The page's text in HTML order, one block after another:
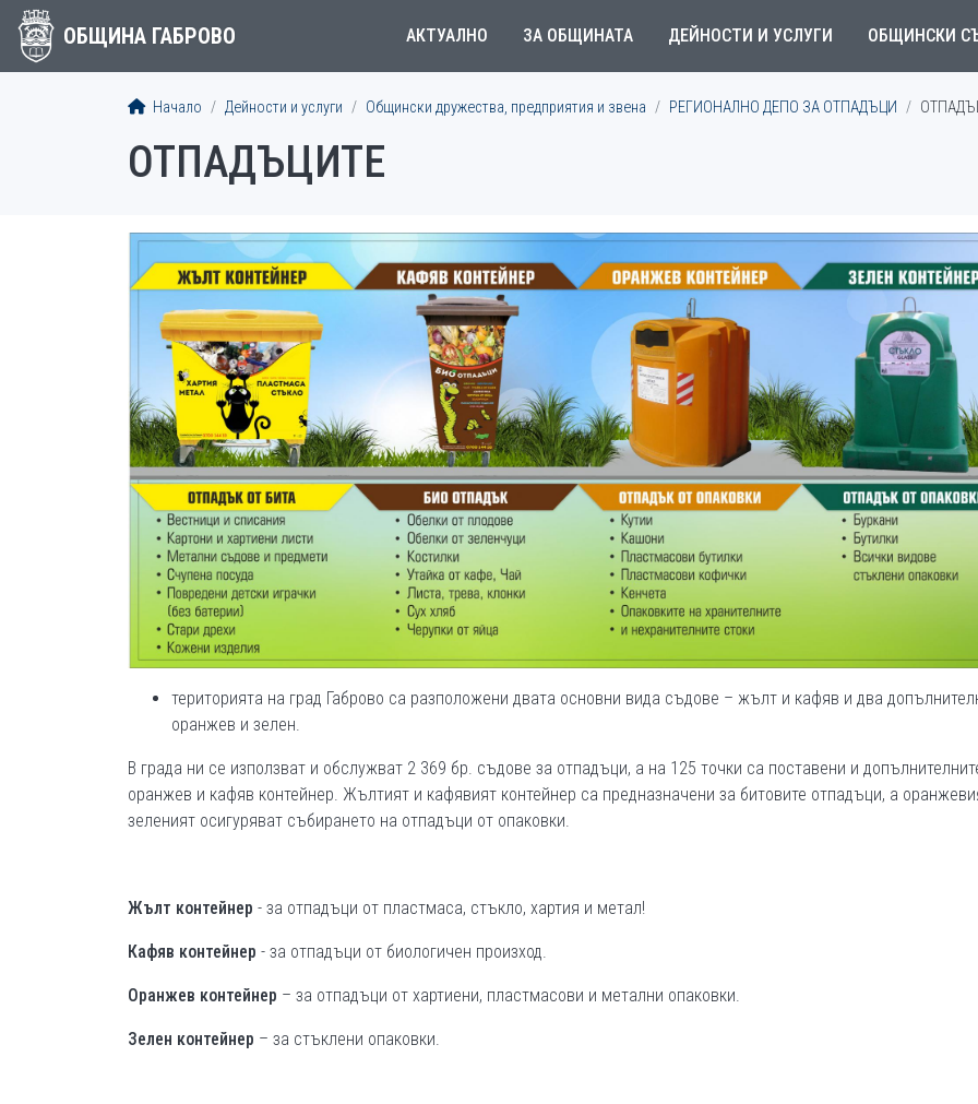
ОБЩИНА ГАБРОВО АКТУАЛНО ЗА ОБЩИНАТА ДЕЙНОСТИ И УСЛУГИ ОБЩИНСКИ
Начало Дейности и услуги Общински дружества, предприятия и звена РЕГИОНАЛНО ДЕПО ЗА ОТПАДЪЦИ
ОТПАДЪЦИТЕ
територията на град Габрово са разположени двата основни вида съдове – жълт и кафяв и два
оранжев и зелен.
В града ни се използват и обслужват 2 369 бр. съдове за отпадъци, а на 125 точки са поставени и
оранжев и кафяв контейнер. Жълтият и кафявият контейнер са предназначени за битовите отпадъци, а
зеленият осигуряват събирането на отпадъци от опаковки.
Жълт контейнер - за отпадъци от пластмаса, стъкло, хартия и метал!
Кафяв контейнер - за отпадъци от биологичен произход.
Оранжев контейнер – за отпадъци от хартиени, пластмасови и метални опаковки.
Зелен контейнер – за стъклени опаковки.